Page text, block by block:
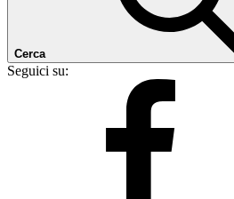
Cerca
Seguici su: